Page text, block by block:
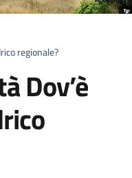
regionale?
Dov’è